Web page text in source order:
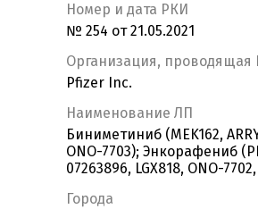
Номер и дата РКИ
№ 254 от 21.05.2021
Организация, проводящая
Pfizer Inc.
Наименование ЛП
Биниметиниб (MEK162,
ONO-7703); Энкорафениб
07263896, LGX818, ONO-
Города